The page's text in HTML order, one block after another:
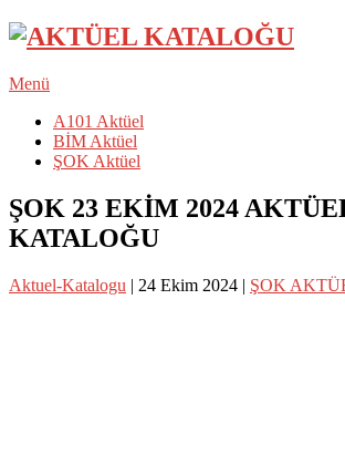
Menü
A101 Aktüel
BİM Aktüel
ŞOK Aktüel
ŞOK 23 EKİM 2024
KATALOĞU
Aktuel-Katalogu | 24 Ekim 2024 | ŞOK